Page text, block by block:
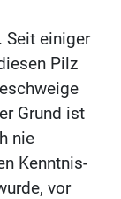
Seit einiger
Pilz
Grund ist
nie
Kenntnis-
vor